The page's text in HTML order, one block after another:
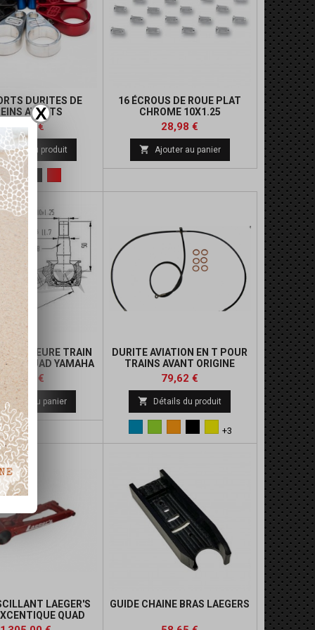
X
DURITES DE
AVANTS
Prix
36,00 €
base
Détails du produit
Bleu
16 ÉCROUS DE ROUE PLAT
CHROME 10X1.25
Prix
28,98 €
 Ajouter au panier
SUPERIEURE TRAIN
QUAD YAMAHA
Prix
38,25 €
base
Ajouter au panier
DURITE AVIATION EN T POUR
TRAINS AVANT ORIGINE
Prix
79,62 €
base
 Détails du produit
Jaune
+3
LAEGER'S
QUAD
700 RAPTOR
GUIDE CHAINE BRAS LAEGERS